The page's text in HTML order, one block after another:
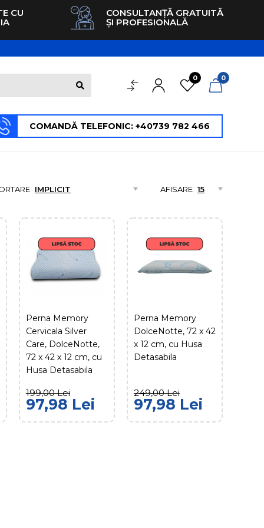
CU
CONSULTANȚĂ GRATUITĂ
ȘI PROFESIONALĂ
0 0
COMANDĂ TELEFONIC: +40739 782 466
AFISARE
Aloe Vera
72 x 42 x 12
Detasabila
97,98 Lei
ÎN COŞ
Perna Memory
Cervicala Silver
Care, DolceNotte,
72 x 42 x 12 cm, cu
Husa Detasabila
199,00 Lei
97,98 Lei
Perna Memory
DolceNotte, 72 x 42
x 12 cm, cu Husa
Detasabila
249,00 Lei
97,98 Lei